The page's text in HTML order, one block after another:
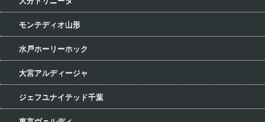
モンテディオ山形
水戸ホーリーホック
大宮アルディージャ
ジェフユナイテッド千葉